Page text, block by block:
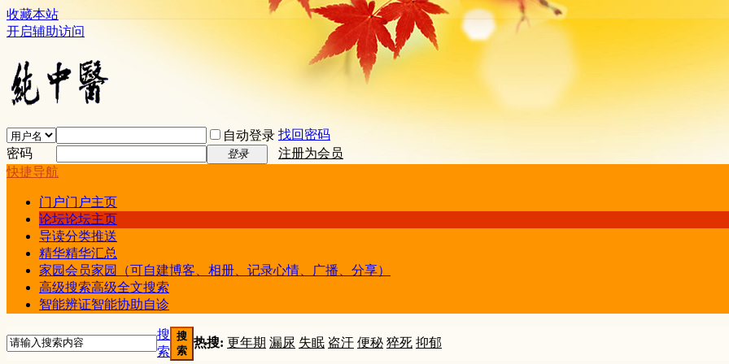
收藏本站
开启辅助访问
自动登录 找回密码
密码
登录
注册为会员
快捷导航
门户门户主页
论坛论坛主页
导读分类推送
精华精华汇总
家园会员家园（可自建博客、相册、记录心情、广播、分享）
高级搜索高级全文搜索
智能辨证智能协助自诊
搜
索
搜
索
热搜: 更年期 漏尿 失眠 盗汗 便秘 猝死 抑郁